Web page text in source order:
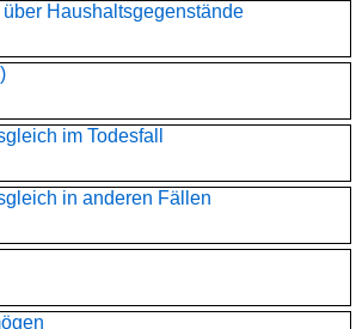
Haushaltsgegenstände
im Todesfall
in anderen Fällen